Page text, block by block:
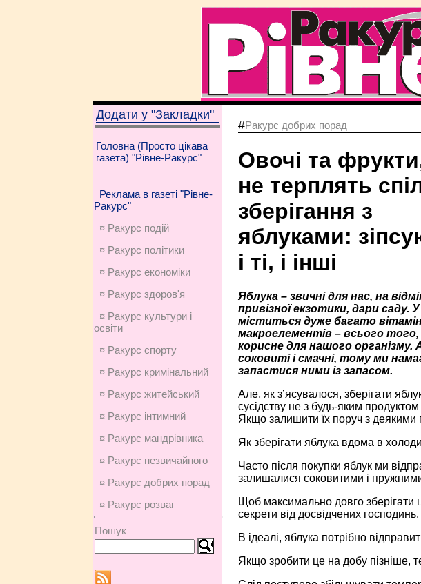
Додати у "Закладки"
Головна (Просто цікава
газета) "Рівне-Ракурс"
Реклама в газеті "Рівне-
Ракурс"
¤ Ракурс подій
¤ Ракурс політики
¤ Ракурс економiки
¤ Ракурс здоров'я
¤ Ракурс культури і
освіти
¤ Ракурс спорту
¤ Ракурс кримінальний
¤ Ракурс житейський
¤ Ракурс інтимний
¤ Ракурс мандрівника
¤ Ракурс незвичайного
¤ Ракурс добрих порад
¤ Ракурс розваг
Пошук
#Ракурс добрих порад
Овочі та
не терплять
зберігання з
яблуками:
і ті, і інші
Яблука – звичні для нас, на
привізної екзотики, дари саду.
міститься дуже багато
макроелементів – всього
корисне для нашого організму.
соковиті і смачні, тому ми
запастися ними із запасом.
Але, як з’ясувалося, зберігати
сусідству не з будь-яким
Якщо залишити їх поруч з деякими
Як зберігати яблука вдома в
Часто після покупки яблук ми
залишалися соковитими і
Щоб максимально довго зберігати
секрети від досвідчених господинь.
В ідеалі, яблука потрібно
Якщо зробити це на добу пізніше,